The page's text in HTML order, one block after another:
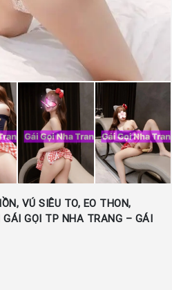
VÚ SIÊU TO, EO THON,
GÁI GỌI TP NHA TRANG – GÁI